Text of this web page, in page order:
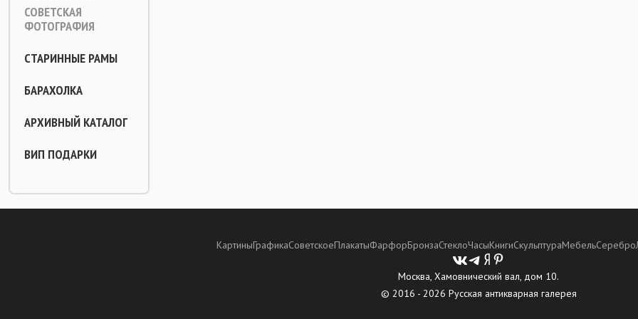
СОВЕТСКАЯ
ФОТОГРАФИЯ
СТАРИННЫЕ РАМЫ
БАРАХОЛКА
АРХИВНЫЙ КАТАЛОГ
ВИП ПОДАРКИ
КартиныГрафикаСоветскоеПлакатыФарфорБронзаСтеклоЧасыКнигиСкульптураМебельСеребро
Москва, Хамовнический вал, дом 10.
© 2016 - 2026 Русская антикварная галерея